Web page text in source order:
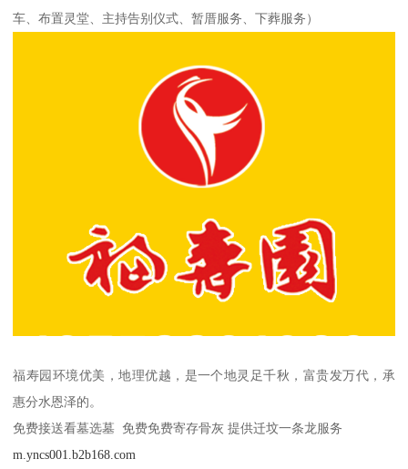
车、布置灵堂、主持告别仪式、暂厝服务、下葬服务）
福寿园环境优美，地理优越，是一个地灵足千秋，富贵发万代，承
惠分水恩泽的。
免费接送看墓选墓 免费免费寄存骨灰 提供迁坟一条龙服务
m.yncs001.b2b168.com